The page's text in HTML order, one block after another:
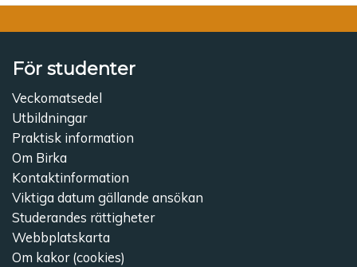
För studenter
Veckomatsedel
Utbildningar
Praktisk information
Om Birka
Kontaktinformation
Viktiga datum gällande ansökan
Studerandes rättigheter
Webbplatskarta
Om kakor (cookies)